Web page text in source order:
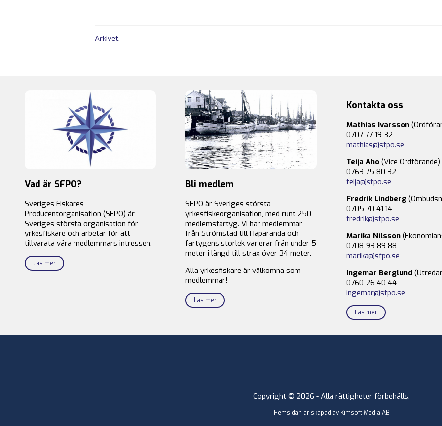
Arkivet.
Vad är SFPO?
Sveriges Fiskares
Producentorganisation (SFPO) är
Sveriges största organisation för
yrkesfiskare och arbetar för att
tillvarata våra medlemmars intressen.
Läs mer
Bli medlem
SFPO är Sveriges största
yrkesfiskeorganisation, med runt 250
medlemsfartyg. Vi har medlemmar
från Strömstad till Haparanda och
fartygens storlek varierar från under 5
meter i längd till strax över 34 meter.
Alla yrkesfiskare är välkomna som
medlemmar!
Läs mer
Kontakta oss
Mathias Ivarsson
0707-77 19 32
mathias@sfpo.se
Teija Aho (Vice Ordförande)
0763-75 80 32
teija@sfpo.se
Fredrik Lindberg
0705-70 41 14
fredrik@sfpo.se
Marika Nilsson
0708-93 89 88
marika@sfpo.se
Ingemar Berglund
0760-26 40 44
ingemar@sfpo.se
Läs mer
Copyright © 2026 - Alla rättigheter förbehålls.
Hemsidan är skapad av Kimsoft Media AB